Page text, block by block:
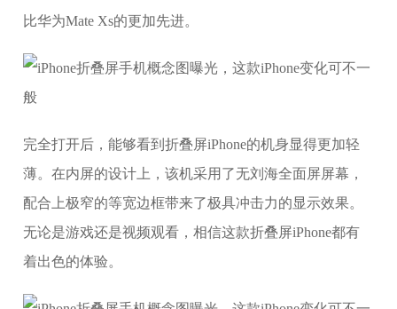
比华为Mate Xs的更加先进。
完全打开后，能够看到折叠屏iPhone的机身显得更加轻
薄。在内屏的设计上，该机采用了无刘海全面屏屏幕，
配合上极窄的等宽边框带来了极具冲击力的显示效果。
无论是游戏还是视频观看，相信这款折叠屏iPhone都有
着出色的体验。